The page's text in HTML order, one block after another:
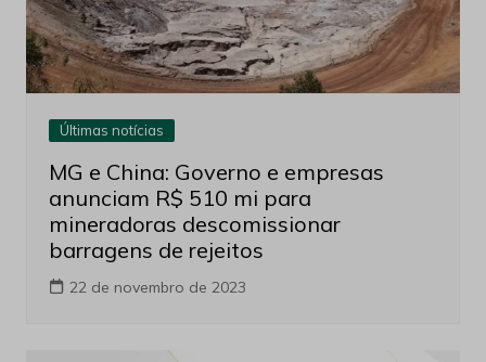
Últimas notícias
MG e China: Governo e empresas
anunciam R$ 510 mi para
mineradoras descomissionar
barragens de rejeitos
22 de novembro de 2023